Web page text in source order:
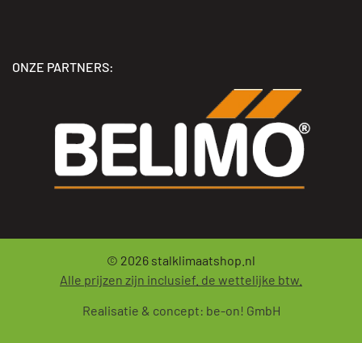
ONZE PARTNERS:
© 2026 stalklimaatshop.nl
Alle prijzen zijn inclusief. de wettelijke btw.
Realisatie & concept: be-on! GmbH